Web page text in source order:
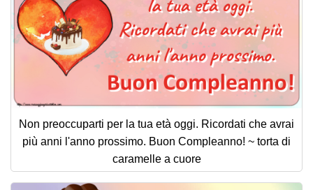
Non preoccuparti per la tua età oggi. Ricordati che avrai
più anni l'anno prossimo. Buon Compleanno! ~ torta di
caramelle a cuore